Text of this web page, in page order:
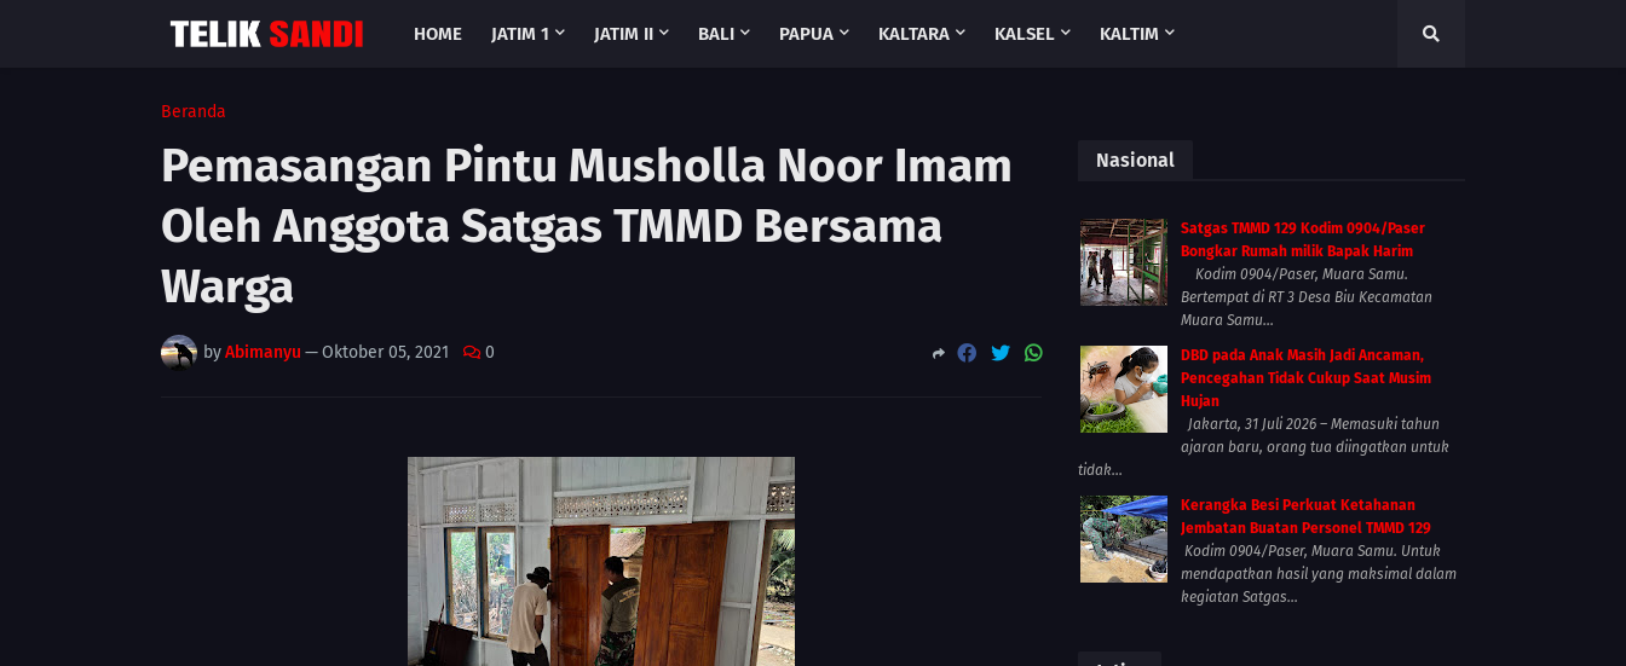
HOME JATIM 1 JATIM II BALI PAPUA KALTARA KALSEL KALTIM
Beranda
Pemasangan Pintu Musholla Noor Imam
Oleh Anggota Satgas TMMD Bersama
Warga
byAbimanyu —Oktober 05, 2021 0
Nasional
Satgas TMMD 129 Kodim 0904/Paser
Bongkar Rumah milik Bapak Harim
Kodim 0904/Paser, Muara Samu.
Bertempat di RT 3 Desa Biu Kecamatan
Muara Samu...
DBD pada Anak Masih Jadi Ancaman,
Pencegahan Tidak Cukup Saat Musim
Hujan
Jakarta, 31 Juli 2026 – Memasuki tahun
ajaran baru, orang tua diingatkan untuk
tidak...
Kerangka Besi Perkuat Ketahanan
Jembatan Buatan Personel TMMD 129
Kodim 0904/Paser, Muara Samu. Untuk
mendapatkan hasil yang maksimal dalam
kegiatan Satgas...